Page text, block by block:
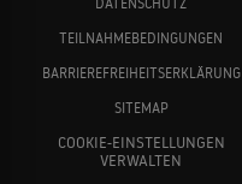
TEILNAHMEBEDINGUNGEN
BARRIEREFREIHEITSERKLÄRUNG
SITEMAP
COOKIE-EINSTELLUNGEN
VERWALTEN